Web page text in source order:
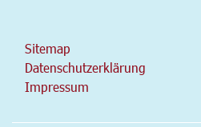
Sitemap
Datenschutzerklärung
Impressum